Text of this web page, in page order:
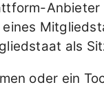
als
oder ein